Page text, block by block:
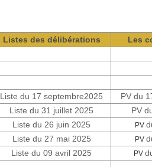
Listes des délibérations Les
Liste du 17 septembre2025 PV du
Liste du 31 juillet 2025 PV
Liste du 26 juin 2025 PV
Liste du 27 mai 2025 PV
Liste du 09 avril 2025 PV